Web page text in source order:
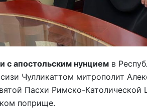
с апостольским нунцием в
Чулликаттом митрополит
Пасхи Римско-Католической
поприще.